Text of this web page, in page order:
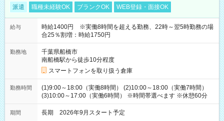
派遣 職種未経験OK ブランクOK WEB登録・面接OK
給与
時給1400円 ※実働8時間を超える勤務、22時～翌5時勤務の場
合25％割増：時給1750円
勤務地
千葉県船橋市
南船橋駅から徒歩10分程度
スマートフォンを取り扱う倉庫
勤務時間
(1)9:00～18:00（実働8時間） (2)10:00～18:00（実働7時間）
(3)10:00～17:00（実働6時間） ※時間帯選べます ※休憩60分
期間 長期 2026年9月スタート予定